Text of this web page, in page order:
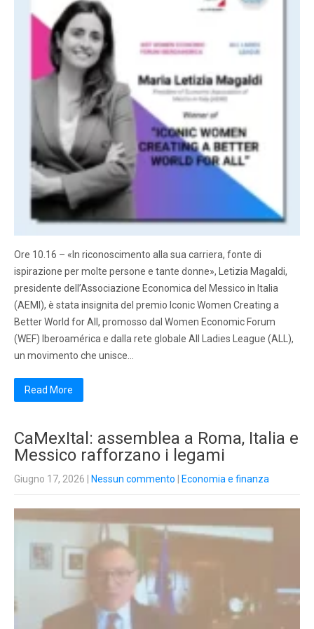
Ore 10.16 – «In riconoscimento alla sua carriera, fonte di
ispirazione per molte persone e tante donne», Letizia Magaldi,
presidente dell’Associazione Economica del Messico in Italia
(AEMI), è stata insignita del premio Iconic Women Creating a
Better World for All, promosso dal Women Economic Forum
(WEF) Iberoamérica e dalla rete globale All Ladies League (ALL),
un movimento che unisce…
Read More
CaMexItal: assemblea a Roma, Italia e
Messico rafforzano i legami
Giugno 17, 2026 Nessun commento Economia e finanza